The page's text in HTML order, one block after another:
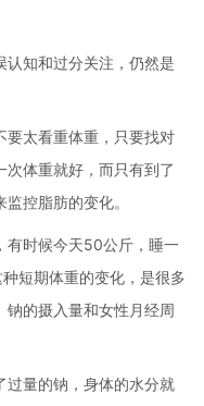
认知和过分关注，仍然是
要太看重体重，只要找对
体重就好，而只有到了
控脂肪的变化。
有时候今天50公斤，睡一
短期体重的变化，是很多
钠的摄入量和女性月经周
过量的钠，身体的水分就